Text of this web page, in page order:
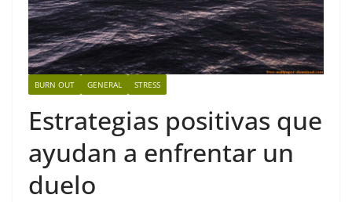
BURN OUT GENERAL STRESS
Estrategias positivas que
ayudan a enfrentar un
duelo